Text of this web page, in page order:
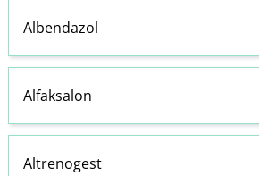
Albendazol
Alfaksalon
Altrenogest